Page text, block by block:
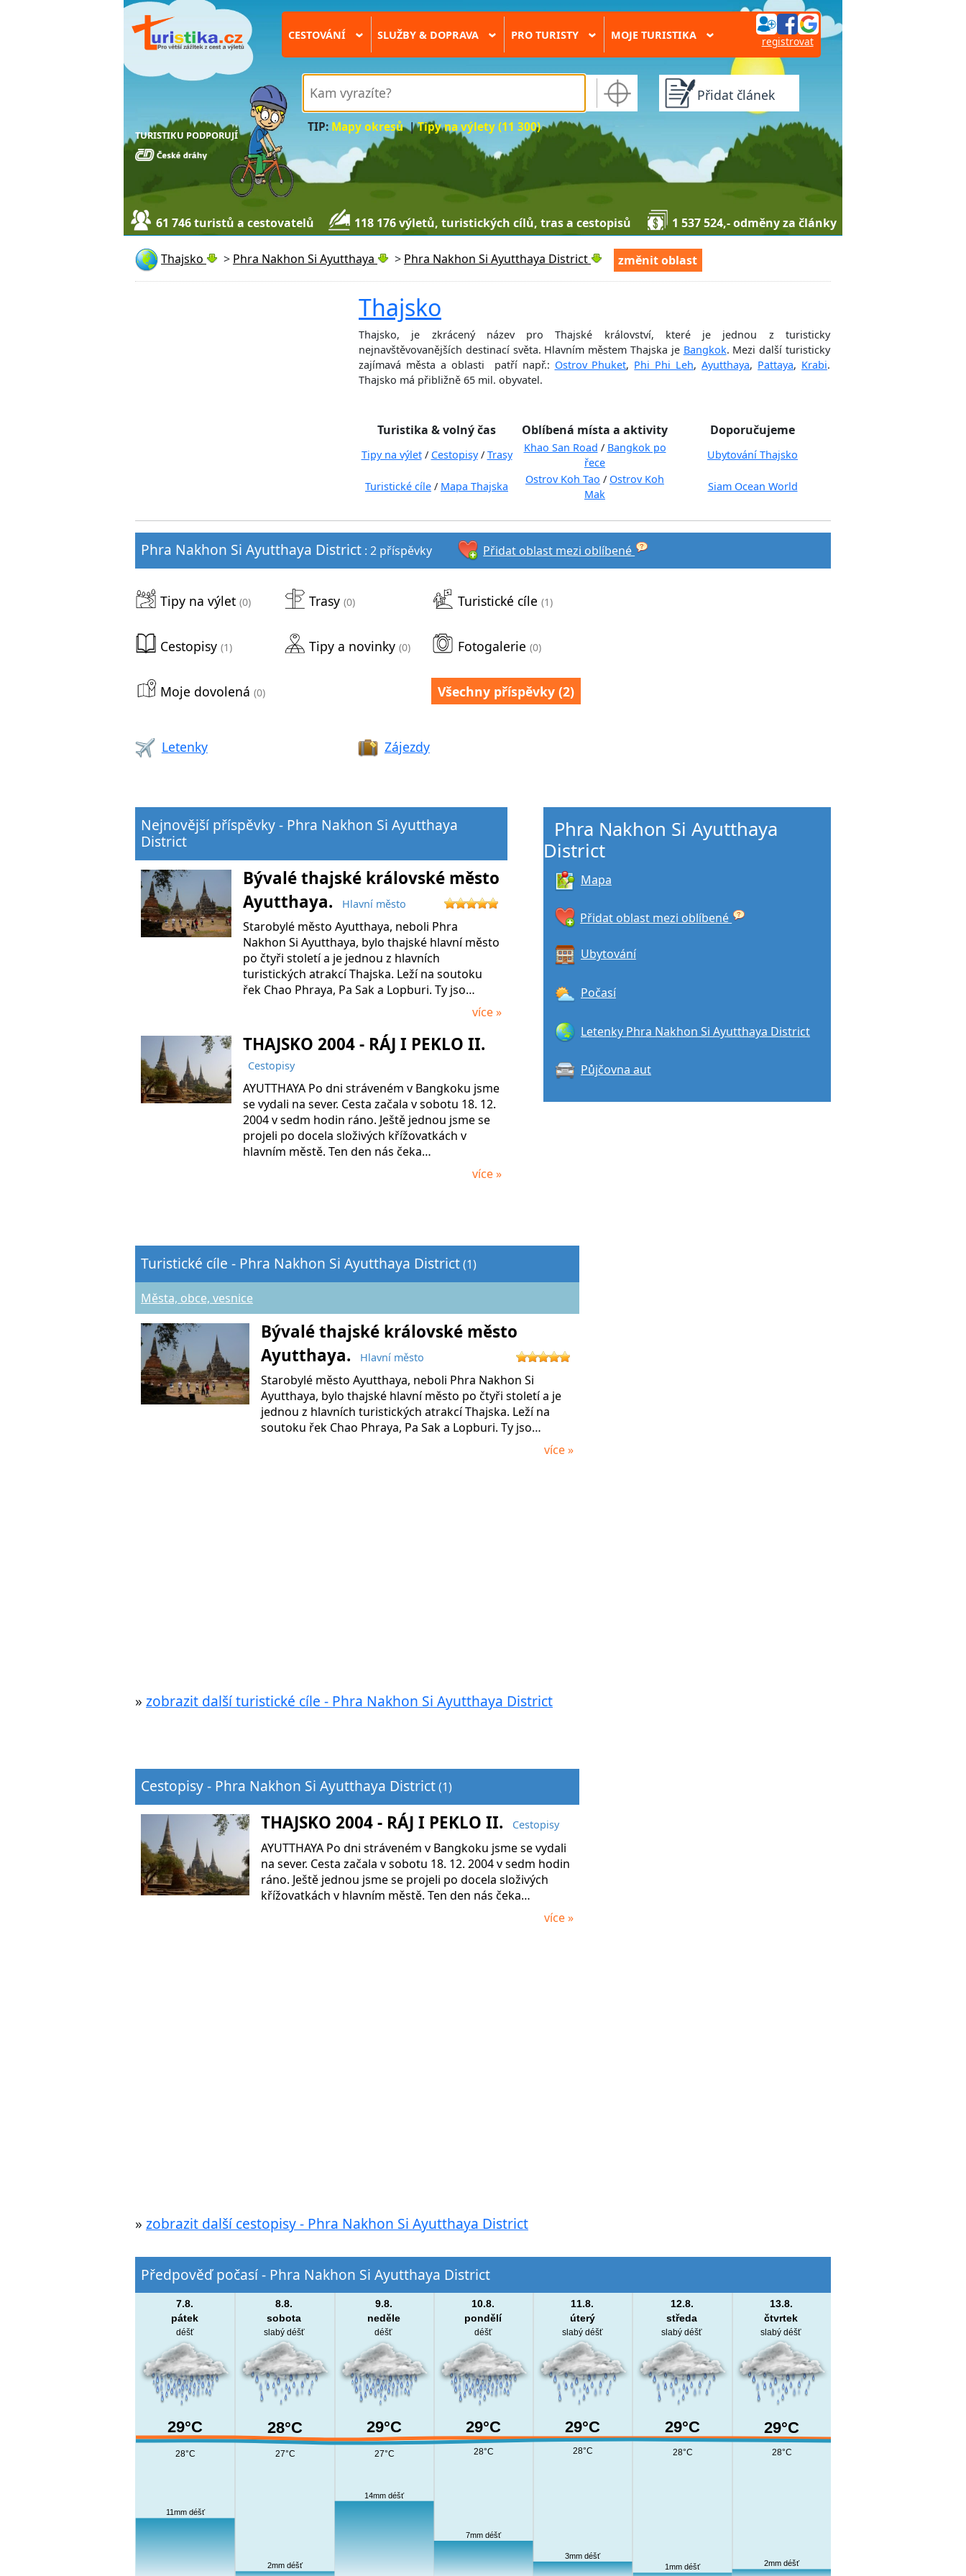
TURISTIKU PODPORUJÍ
CESTOVÁNÍ › SLUŽBY & DOPRAVA › PRO TURISTY › MOJE TURISTIKA › registrovat
TIP: Mapy okresů|Tipy na výlety (11 300)
Přidat článek
61 746 turistů a cestovatelů 118 176 výletů, turistických cílů, tras a cestopisů 1 537 524,- odměny za články
Thajsko > Phra Nakhon Si Ayutthaya > Phra Nakhon Si Ayutthaya District změnit oblast
Thajsko
Thajsko, je zkrácený název pro Thajské království, které je jednou z turisticky
nejnavštěvovanějších destinací světa. Hlavním městem Thajska je Bangkok. Mezi další turisticky
zajímavá města a oblasti patří např.: Ostrov Phuket, Phi Phi Leh,Ayutthaya, Pattaya, Krabi.
Thajsko má přibližně 65 mil. obyvatel.
Turistika & volný čas Oblíbená místa a aktivity Doporučujeme
Tipy na výlet/ Cestopisy/ Trasy
Khao San Road / Bangkok po
řece
Ubytování Thajsko
Turistické cíle / Mapa Thajska
Ostrov Koh Tao / Ostrov Koh
Mak
Siam Ocean World
Phra Nakhon Si Ayutthaya District : 2 příspěvky Přidat oblast mezi oblíbené
Tipy na výlet (0) Trasy (0) Turistické cíle (1)
Cestopisy (1) Tipy a novinky (0) Fotogalerie (0)
Moje dovolená (0) Všechny příspěvky (2)
Letenky Zájezdy
Nejnovější příspěvky - Phra Nakhon Si Ayutthaya
District
Bývalé thajské královské město
Ayutthaya.
Hlavní město
Starobylé město Ayutthaya, neboli Phra
Nakhon Si Ayutthaya, bylo thajské hlavní město
po čtyři století a je jednou z hlavních
turistických atrakcí Thajska. Leží na soutoku
řek Chao Phraya, Pa Sak a Lopburi. Ty jso…
více »
THAJSKO 2004 - RÁJ I PEKLO II.
Cestopisy
AYUTTHAYA Po dni stráveném v Bangkoku jsme
se vydali na sever. Cesta začala v sobotu 18. 12.
2004 v sedm hodin ráno. Ještě jednou jsme se
projeli po docela složivých křížovatkách v
hlavním městě. Ten den nás čeka…
více »
Phra Nakhon Si Ayutthaya
District
Mapa
Přidat oblast mezi oblíbené
Ubytování
Počasí
Letenky Phra Nakhon Si Ayutthaya District
Půjčovna aut
Turistické cíle - Phra Nakhon Si Ayutthaya District(1)
Města, obce, vesnice
Bývalé thajské královské město
Ayutthaya.
Hlavní město
Starobylé město Ayutthaya, neboli Phra Nakhon Si
Ayutthaya, bylo thajské hlavní město po čtyři století a je
jednou z hlavních turistických atrakcí Thajska. Leží na
soutoku řek Chao Phraya, Pa Sak a Lopburi. Ty jso…
více »
» zobrazit další turistické cíle - Phra Nakhon Si Ayutthaya District
Cestopisy - Phra Nakhon Si Ayutthaya District(1)
THAJSKO 2004 - RÁJ I PEKLO II. Cestopisy
AYUTTHAYA Po dni stráveném v Bangkoku jsme se vydali
na sever. Cesta začala v sobotu 18. 12. 2004 v sedm hodin
ráno. Ještě jednou jsme se projeli po docela složivých
křížovatkách v hlavním městě. Ten den nás čeka…
více »
» zobrazit další cestopisy - Phra Nakhon Si Ayutthaya District
Předpověď počasí - Phra Nakhon Si Ayutthaya District
29°C
28°C
11mm déšť
7.8.
pátek
déšť
28°C
27°C
2mm déšť
8.8.
sobota
slabý déšť
29°C
27°C
14mm déšť
9.8.
neděle
déšť
29°C
28°C
7mm déšť
10.8.
pondělí
déšť
29°C
28°C
3mm déšť
11.8.
úterý
slabý déšť
29°C
28°C
1mm déšť
12.8.
středa
slabý déšť
29°C
28°C
2mm déšť
13.8.
čtvrtek
slabý déšť